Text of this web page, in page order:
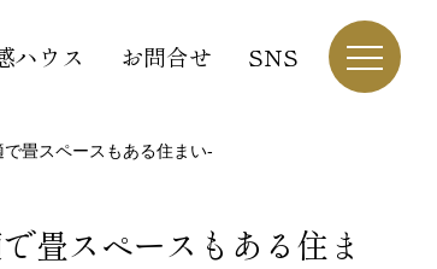
ハウス お問合せ SNS
畳スペースもある住まい-
畳スペースもある住ま